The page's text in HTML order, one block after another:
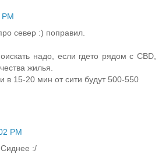
север :) поправил.
надо, если гдето рядом с CBD,
жилья.
в 15-20 мин от сити будут 500-550
PM
:/